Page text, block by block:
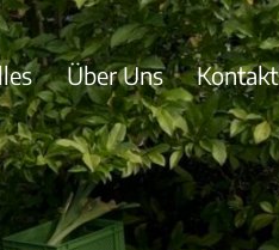
Über Uns Kontakt